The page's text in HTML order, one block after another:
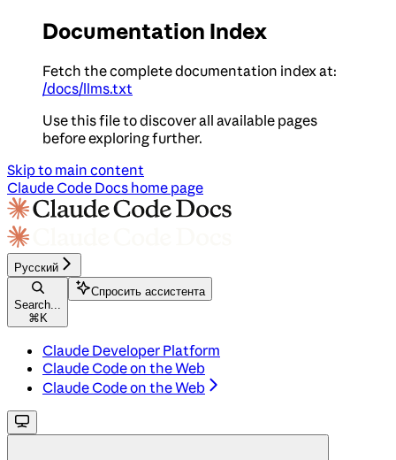
Documentation Index
Fetch the complete documentation index at:
/docs/llms.txt
Use this file to discover all available pages
before exploring further.
Skip to main content
Claude Code Docs home page
Русский
Search...
⌘ K
Спросить ассистента
Claude Developer Platform
Claude Code on the Web
Claude Code on the Web